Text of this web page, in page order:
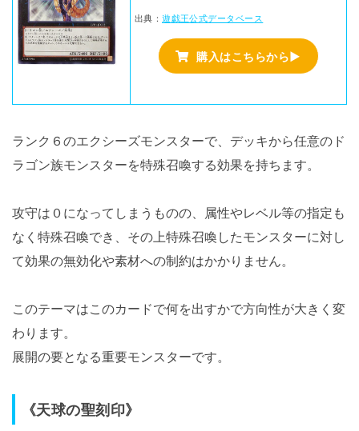
出典：遊戯王公式データベース
購入はこちらから▶
ランク６のエクシーズモンスターで、デッキから任意のド
ラゴン族モンスターを特殊召喚する効果を持ちます。
攻守は０になってしまうものの、属性やレベル等の指定も
なく特殊召喚でき、その上特殊召喚したモンスターに対し
て効果の無効化や素材への制約はかかりません。
このテーマはこのカードで何を出すかで方向性が大きく変
わります。
展開の要となる重要モンスターです。
《天球の聖刻印》